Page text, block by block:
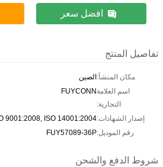
افضل سعر
تفاصيل المنتج
مكان المنشأ:الصين
اسم العلامة
التجارية:
FUYCONN
إصدار الشهادات:9001:2008, ISO 14001:2004
رقم الموديل:FUY57089-36P
شروط الدفع والشحن